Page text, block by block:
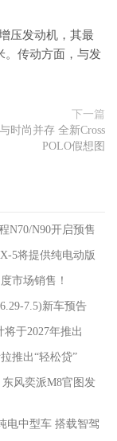
压发动机，其最
。传动方面，与发
下一篇
时尚并存 全新Cross
POLO假想图
N70/N90开启预售
5将提供纯电动版
市场销售！
7.5)新车预告
于2027年推出
推出“轻松贷”
风奕派M8官图发
电中型车 搭载智驾